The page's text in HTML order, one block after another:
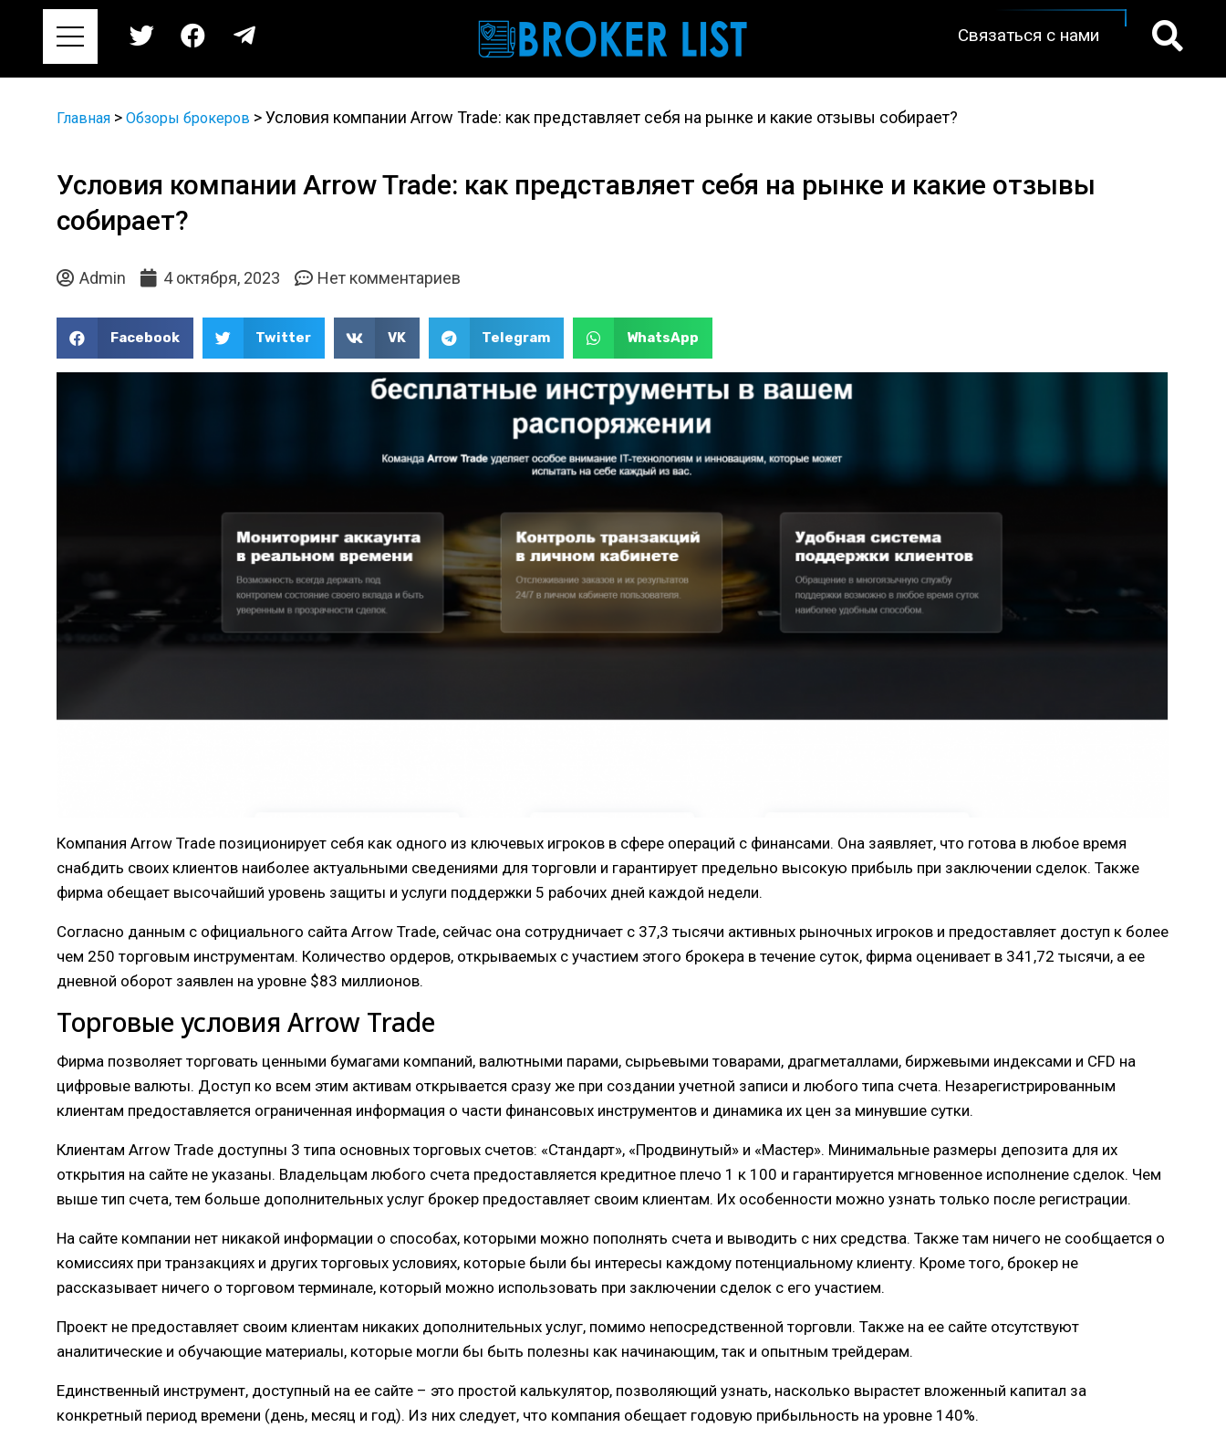
Связаться с нами
Главная > Обзоры брокеров >Условия компании Arrow Trade: как представляет себя на рынке и какие отзывы собирает?
Условия компании Arrow Trade: как представляет себя на рынке и какие отзывы
собирает?
Admin 4 октября, 2023 Нет комментариев
Facebook Twitter VK Telegram WhatsApp
Компания Arrow Trade позиционирует себя как одного из ключевых игроков в сфере операций с финансами. Она заявляет, что готова в любое время
снабдить своих клиентов наиболее актуальными сведениями для торговли и гарантирует предельно высокую прибыль при заключении сделок. Также
фирма обещает высочайший уровень защиты и услуги поддержки 5 рабочих дней каждой недели.
Согласно данным с официального сайта Arrow Trade, сейчас она сотрудничает с 37,3 тысячи активных рыночных игроков и предоставляет доступ к более
чем 250 торговым инструментам. Количество ордеров, открываемых с участием этого брокера в течение суток, фирма оценивает в 341,72 тысячи, а ее
дневной оборот заявлен на уровне $83 миллионов.
Торговые условия Arrow Trade
Фирма позволяет торговать ценными бумагами компаний, валютными парами, сырьевыми товарами, драгметаллами, биржевыми индексами и CFD на
цифровые валюты. Доступ ко всем этим активам открывается сразу же при создании учетной записи и любого типа счета. Незарегистрированным
клиентам предоставляется ограниченная информация о части финансовых инструментов и динамика их цен за минувшие сутки.
Клиентам Arrow Trade доступны 3 типа основных торговых счетов: «Стандарт», «Продвинутый» и «Мастер». Минимальные размеры депозита для их
открытия на сайте не указаны. Владельцам любого счета предоставляется кредитное плечо 1 к 100 и гарантируется мгновенное исполнение сделок. Чем
выше тип счета, тем больше дополнительных услуг брокер предоставляет своим клиентам. Их особенности можно узнать только после регистрации.
На сайте компании нет никакой информации о способах, которыми можно пополнять счета и выводить с них средства. Также там ничего не сообщается о
комиссиях при транзакциях и других торговых условиях, которые были бы интересы каждому потенциальному клиенту. Кроме того, брокер не
рассказывает ничего о торговом терминале, который можно использовать при заключении сделок с его участием.
Проект не предоставляет своим клиентам никаких дополнительных услуг, помимо непосредственной торговли. Также на ее сайте отсутствуют
аналитические и обучающие материалы, которые могли бы быть полезны как начинающим, так и опытным трейдерам.
Единственный инструмент, доступный на ее сайте – это простой калькулятор, позволяющий узнать, насколько вырастет вложенный капитал за
конкретный период времени (день, месяц и год). Из них следует, что компания обещает годовую прибыльность на уровне 140%.